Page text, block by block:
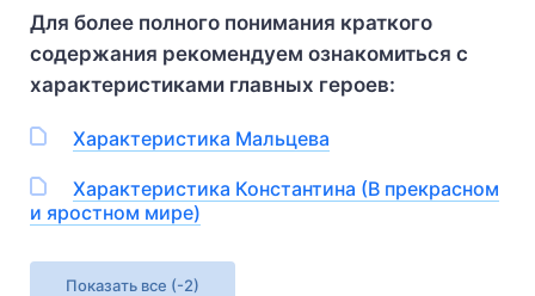
Для более полного понимания краткого
содержания рекомендуем ознакомиться с
характеристиками главных героев:
Характеристика Мальцева
Характеристика Константина (В прекрасном
и яростном мире)
Показать все (-2)